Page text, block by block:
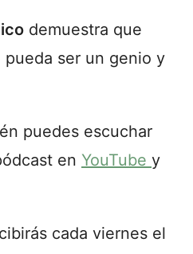
demuestra que
ser un genio y
puedes escuchar
en YouTube y
cada viernes el